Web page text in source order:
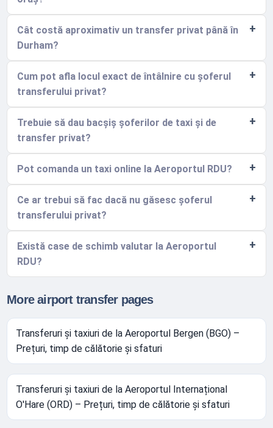
Cât costă aproximativ un transfer privat până în
Durham?
Cum pot afla locul exact de întâlnire cu șoferul
transferului privat?
Trebuie să dau bacșiș șoferilor de taxi și de
transfer privat?
Pot comanda un taxi online la Aeroportul RDU?
Ce ar trebui să fac dacă nu găsesc șoferul
transferului privat?
Există case de schimb valutar la Aeroportul
RDU?
More airport transfer pages
Transferuri și taxiuri de la Aeroportul Bergen (BGO) –
Prețuri, timp de călătorie și sfaturi
Transferuri și taxiuri de la Aeroportul Internațional
O'Hare (ORD) – Prețuri, timp de călătorie și sfaturi